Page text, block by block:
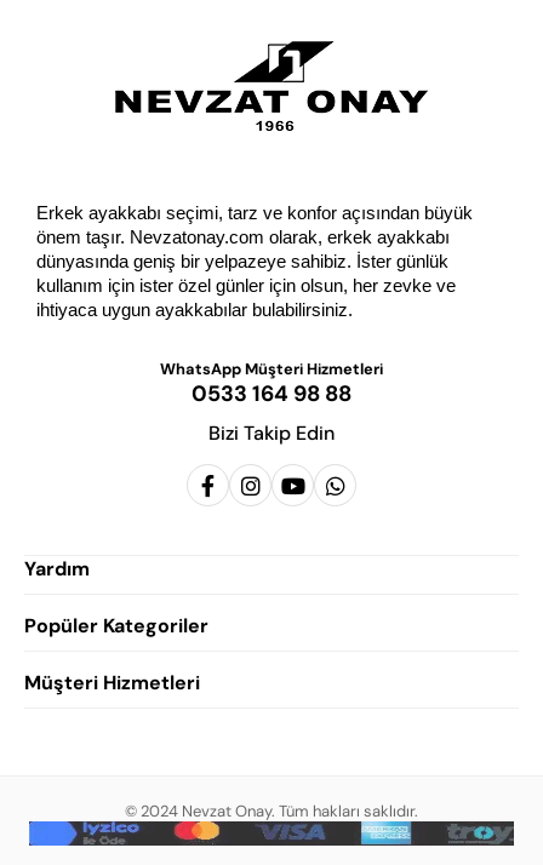
Erkek ayakkabı seçimi, tarz ve konfor açısından büyük
önem taşır. Nevzatonay.com olarak, erkek ayakkabı
dünyasında geniş bir yelpazeye sahibiz. İster günlük
kullanım için ister özel günler için olsun, her zevke ve
ihtiyaca uygun ayakkabılar bulabilirsiniz.
WhatsApp Müşteri Hizmetleri
0533 164 98 88
Bizi Takip Edin
Yardım
Hakkımızda
Popüler Kategoriler
Erkek Klasik Ayakkabı
Erkek Günlük Ayakkabı
Erkek Sandalet
Müşteri Hizmetleri
Mesafeli Satış Sözleşmesi
© 2024 Nevzat Onay. Tüm hakları saklıdır.